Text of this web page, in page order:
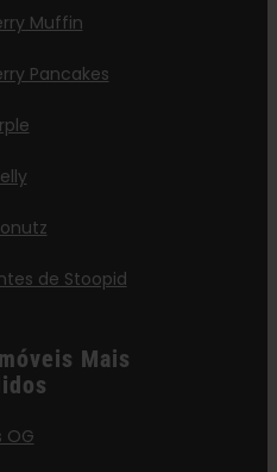
Muffin
Pancakes
de Stoopid
Mais
OG